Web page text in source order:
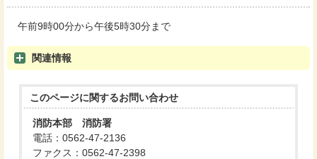
午前9時00分から午後5時30分まで
関連情報
このページに関するお問い合わせ
消防本部 消防署
電話：0562-47-2136
ファクス：0562-47-2398